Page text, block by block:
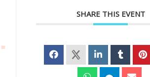
SHARE THIS EVENT